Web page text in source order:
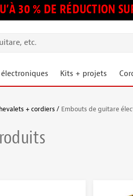
30 % DE RÉDUCTION
Kits + projets
+ cordiers Embouts de guitare